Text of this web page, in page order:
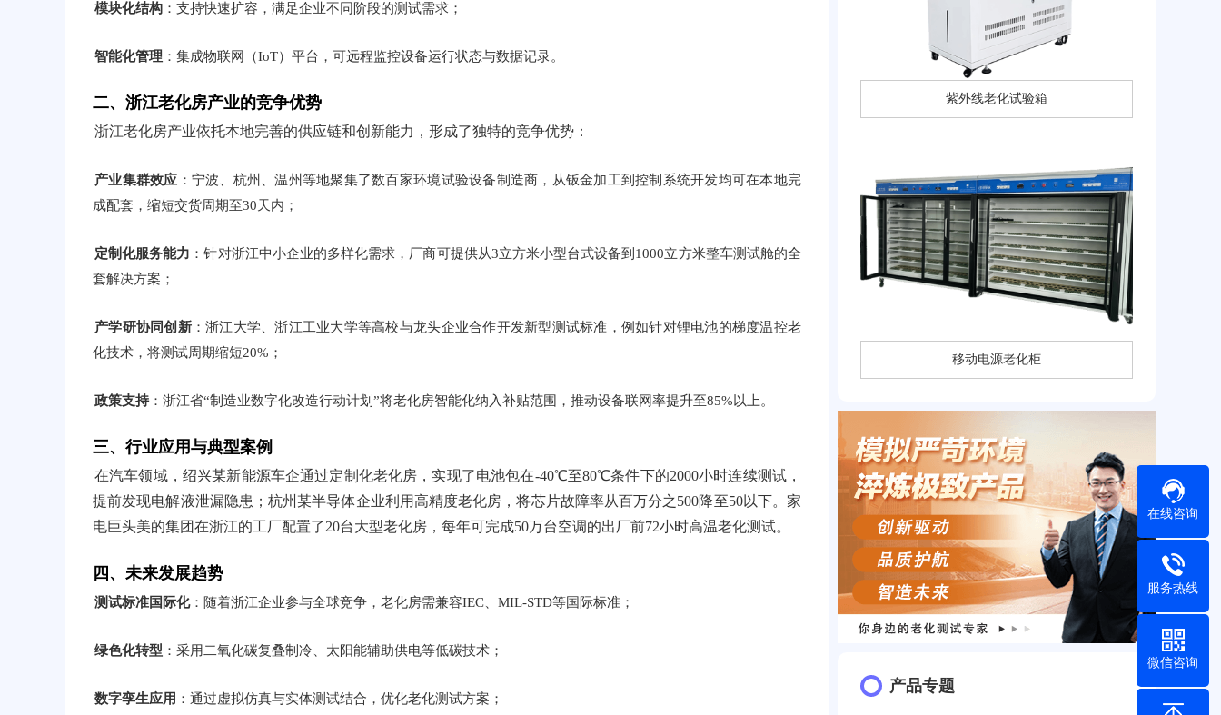
模块化结构 ：支持快速扩容，满足企业不同阶段的测试需求；
智能化管理 ：集成物联网（IoT）平台，可远程监控设备运行状态与数据记录。
二、浙江老化房产业的竞争优势
浙江老化房产业依托本地完善的供应链和创新能力，形成了独特的竞争优势：
产业集群效应 ：宁波、杭州、温州等地聚集了数百家环境试验设备制造商，从钣金加工到控制系统开发均可在本地完
成配套，缩短交货周期至30天内；
定制化服务能力 ：针对浙江中小企业的多样化需求，厂商可提供从3立方米小型台式设备到1000立方米整车测试舱的全
套解决方案；
产学研协同创新：浙江大学、浙江工业大学等高校与龙头企业合作开发新型测试标准，例如针对锂电池的梯度温控老
化技术，将测试周期缩短20%；
政策支持：浙江省“制造业数字化改造行动计划”将老化房智能化纳入补贴范围，推动设备联网率提升至85%以上。
三、行业应用与典型案例
在汽车领域，绍兴某新能源车企通过定制化老化房，实现了电池包在-40℃至80℃条件下的2000小时连续测试，
提前发现电解液泄漏隐患；杭州某半导体企业利用高精度老化房，将芯片故障率从百万分之500降至50以下。家
电巨头美的集团在浙江的工厂配置了20台大型老化房，每年可完成50万台空调的出厂前72小时高温老化测试。
四、未来发展趋势
测试标准国际化：随着浙江企业参与全球竞争，老化房需兼容IEC、MIL-STD等国际标准；
绿色化转型 ：采用二氧化碳复叠制冷、太阳能辅助供电等低碳技术；
数字孪生应用 ：通过虚拟仿真与实体测试结合，优化老化测试方案；
紫外线老化试验箱
移动电源老化柜
产品专题
在线咨询
服务热线
微信咨询